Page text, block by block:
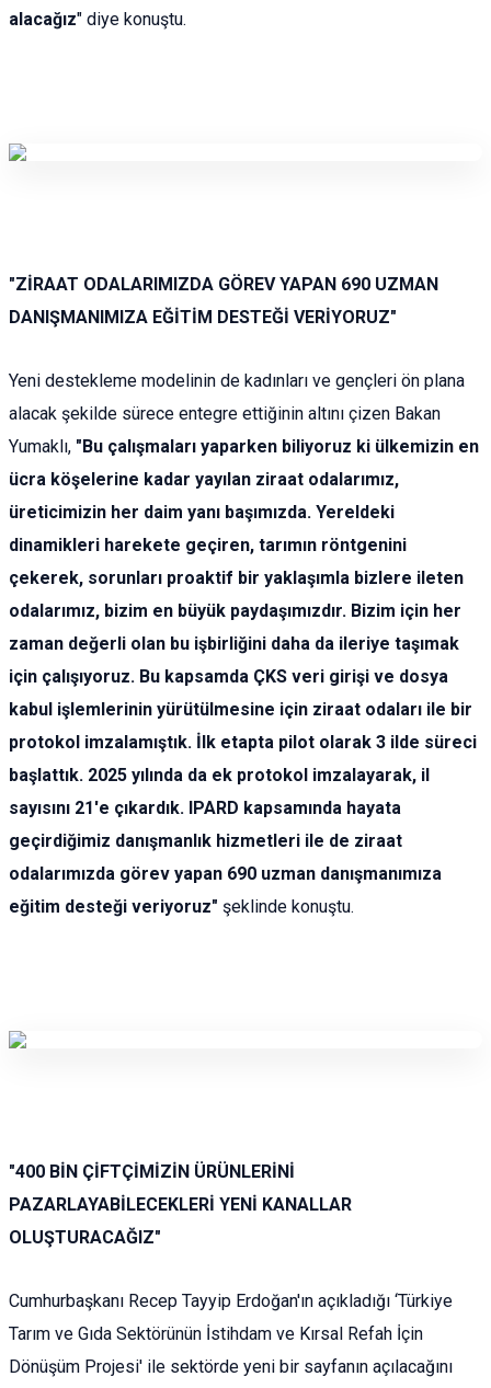
alacağız" diye konuştu.
"ZİRAAT ODALARIMIZDA GÖREV YAPAN 690 UZMAN
DANIŞMANIMIZA EĞİTİM DESTEĞİ VERİYORUZ"
Yeni destekleme modelinin de kadınları ve gençleri ön plana
alacak şekilde sürece entegre ettiğinin altını çizen Bakan
Yumaklı, "Bu çalışmaları yaparken biliyoruz ki ülkemizin en
ücra köşelerine kadar yayılan ziraat odalarımız,
üreticimizin her daim yanı başımızda. Yereldeki
dinamikleri harekete geçiren, tarımın röntgenini
çekerek, sorunları proaktif bir yaklaşımla bizlere ileten
odalarımız, bizim en büyük paydaşımızdır. Bizim için her
zaman değerli olan bu işbirliğini daha da ileriye taşımak
için çalışıyoruz. Bu kapsamda ÇKS veri girişi ve dosya
kabul işlemlerinin yürütülmesine için ziraat odaları ile bir
protokol imzalamıştık. İlk etapta pilot olarak 3 ilde süreci
başlattık. 2025 yılında da ek protokol imzalayarak, il
sayısını 21'e çıkardık. IPARD kapsamında hayata
geçirdiğimiz danışmanlık hizmetleri ile de ziraat
odalarımızda görev yapan 690 uzman danışmanımıza
eğitim desteği veriyoruz" şeklinde konuştu.
"400 BİN ÇİFTÇİMİZİN ÜRÜNLERİNİ
PAZARLAYABİLECEKLERİ YENİ KANALLAR
OLUŞTURACAĞIZ"
Cumhurbaşkanı Recep Tayyip Erdoğan'ın açıkladığı ‘Türkiye
Tarım ve Gıda Sektörünün İstihdam ve Kırsal Refah İçin
Dönüşüm Projesi' ile sektörde yeni bir sayfanın açılacağını